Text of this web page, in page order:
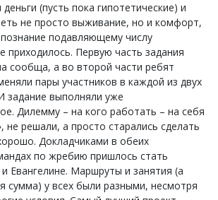
(пусть пока гипотетические) и
не просто выживание, но и комфорт,
подавляющему числу
приходилось. Первую часть задания
сообща, а во второй части ребят
пары участников в каждой из двух
задание выполняли уже
Дилемму – на кого работать – на себя
не решали, а просто старались сделать
Докладчиками в обеих
по жребию пришлось стать
Евангелине. Маршруты и занятия (а
сумма) у всех были разными, несмотря